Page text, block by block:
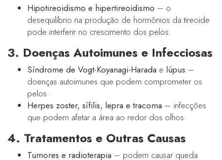
Hipotireoidismo e hipertireoidismo – o
desequilíbrio na produção de hormônios da tireoide
pode interferir no crescimento dos pelos.
3. Doenças Autoimunes e Infecciosas
Síndrome de Vogt-Koyanagi-Harada e lúpus –
doenças autoimunes que podem comprometer os
pelos.
Herpes zoster, sífilis, lepra e tracoma – infecções
que podem afetar a área ao redor dos olhos.
4. Tratamentos e Outras Causas
Tumores e radioterapia – podem causar queda